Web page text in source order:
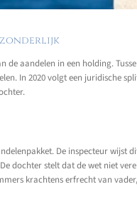
de aandelen in een holding.
In 2020 volgt een juridische
De inspecteur
dochter stelt dat de wet niet
krachtens erfrecht van